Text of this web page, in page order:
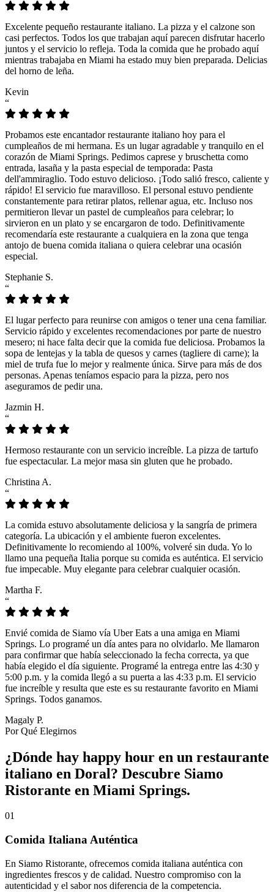
Excelente pequeño restaurante italiano. La pizza y el calzone son
casi perfectos. Todos los que trabajan aquí parecen disfrutar hacerlo
juntos y el servicio lo refleja. Toda la comida que he probado aquí
mientras trabajaba en Miami ha estado muy bien preparada. Delicias
del horno de leña.
Kevin
“
Probamos este encantador restaurante italiano hoy para el
cumpleaños de mi hermana. Es un lugar agradable y tranquilo en el
corazón de Miami Springs. Pedimos caprese y bruschetta como
entrada, lasaña y la pasta especial de temporada: Pasta
dell'ammiraglio. Todo estuvo delicioso. ¡Todo salió fresco, caliente y
rápido! El servicio fue maravilloso. El personal estuvo pendiente
constantemente para retirar platos, rellenar agua, etc. Incluso nos
permitieron llevar un pastel de cumpleaños para celebrar; lo
sirvieron en un plato y se encargaron de todo. Definitivamente
recomendaría este restaurante a cualquiera en la zona que tenga
antojo de buena comida italiana o quiera celebrar una ocasión
especial.
Stephanie S.
“
El lugar perfecto para reunirse con amigos o tener una cena familiar.
Servicio rápido y excelentes recomendaciones por parte de nuestro
mesero; ni hace falta decir que la comida fue deliciosa. Probamos la
sopa de lentejas y la tabla de quesos y carnes (tagliere di carne); la
miel de trufa fue lo mejor y realmente única. Sirve para más de dos
personas. Apenas teníamos espacio para la pizza, pero nos
aseguramos de pedir una.
Jazmin H.
“
Hermoso restaurante con un servicio increíble. La pizza de tartufo
fue espectacular. La mejor masa sin gluten que he probado.
Christina A.
“
La comida estuvo absolutamente deliciosa y la sangría de primera
categoría. La ubicación y el ambiente fueron excelentes.
Definitivamente lo recomiendo al 100%, volveré sin duda. Yo lo
llamo una pequeña Italia porque su comida es auténtica. El servicio
fue impecable. Muy elegante para celebrar cualquier ocasión.
Martha F.
“
Envié comida de Siamo vía Uber Eats a una amiga en Miami
Springs. Lo programé un día antes para no olvidarlo. Me llamaron
para confirmar que había seleccionado la fecha correcta, ya que
había elegido el día siguiente. Programé la entrega entre las 4:30 y
5:00 p.m. y la comida llegó a su puerta a las 4:33 p.m. El servicio
fue increíble y resulta que este es su restaurante favorito en Miami
Springs. Todos ganamos.
Magaly P.
Por Qué Elegirnos
¿Dónde hay happy hour en un restaurante
italiano en Doral? Descubre Siamo
Ristorante en Miami Springs.
01
Comida Italiana Auténtica
En Siamo Ristorante, ofrecemos comida italiana auténtica con
ingredientes frescos y de calidad. Nuestro compromiso con la
autenticidad y el sabor nos diferencia de la competencia.